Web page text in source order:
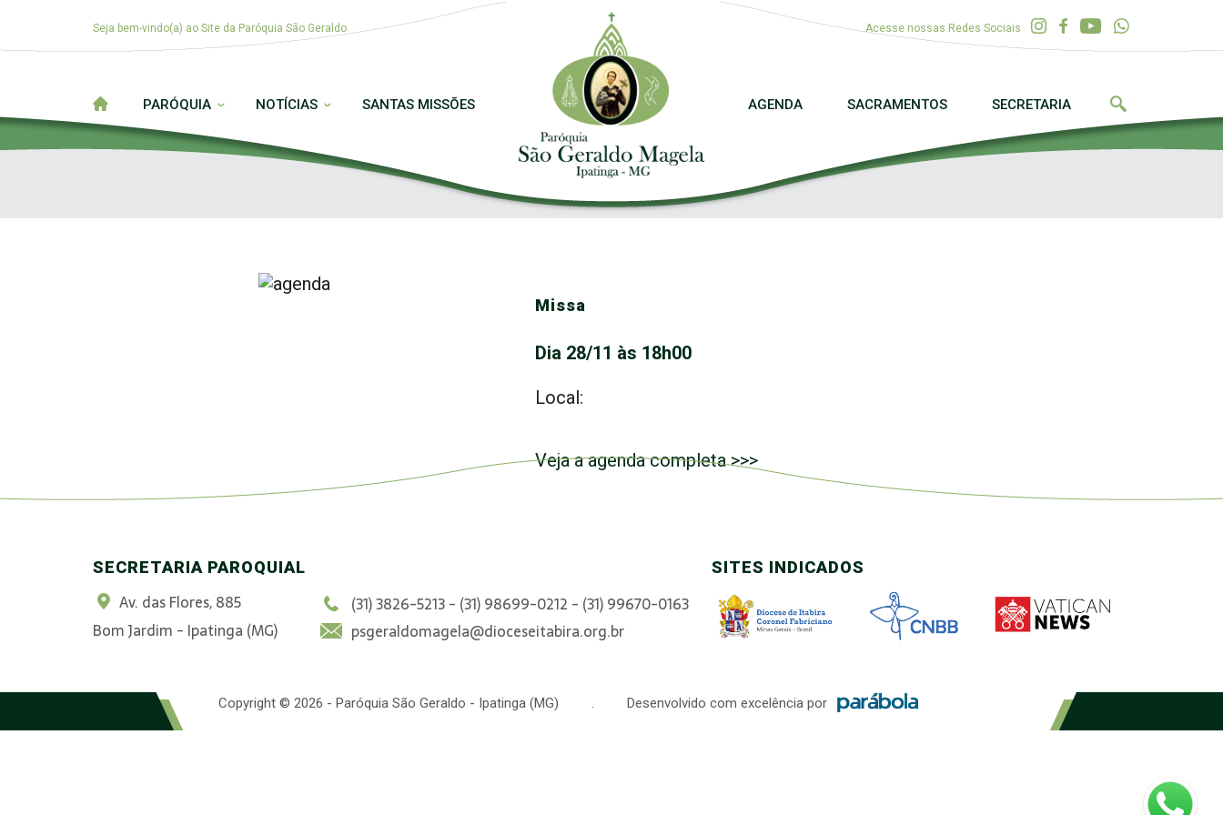
Seja bem-vindo(a) ao Site da Paróquia São Geraldo Acesse nossas Redes Sociais
PARÓQUIA NOTÍCIAS SANTAS MISSÕES AGENDA SACRAMENTOS SECRETARIA
Missa
Dia 28/11 às 18h00
Local:
Veja a agenda completa >>>
SECRETARIA PAROQUIAL
Av. das Flores, 885
Bom Jardim - Ipatinga (MG)
(31) 3826-5213 - (31) 98699-0212 - (31) 99670-0163
psgeraldomagela@dioceseitabira.org.br
SITES INDICADOS
Copyright © 2026 - Paróquia São Geraldo - Ipatinga (MG) . Desenvolvido com excelência por